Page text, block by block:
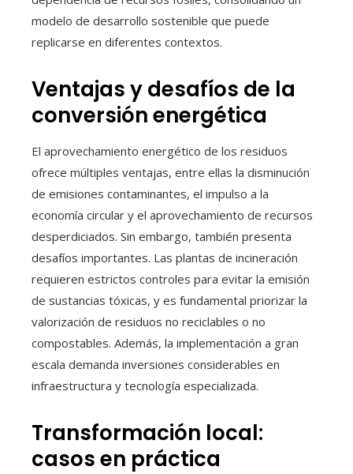
modelo de desarrollo sostenible que puede
replicarse en diferentes contextos.
Ventajas y desafíos de la
conversión energética
El aprovechamiento energético de los residuos
ofrece múltiples ventajas, entre ellas la disminución
de emisiones contaminantes, el impulso a la
economía circular y el aprovechamiento de recursos
desperdiciados. Sin embargo, también presenta
desafíos importantes. Las plantas de incineración
requieren estrictos controles para evitar la emisión
de sustancias tóxicas, y es fundamental priorizar la
valorización de residuos no reciclables o no
compostables. Además, la implementación a gran
escala demanda inversiones considerables en
infraestructura y tecnología especializada.
Transformación local:
casos en práctica